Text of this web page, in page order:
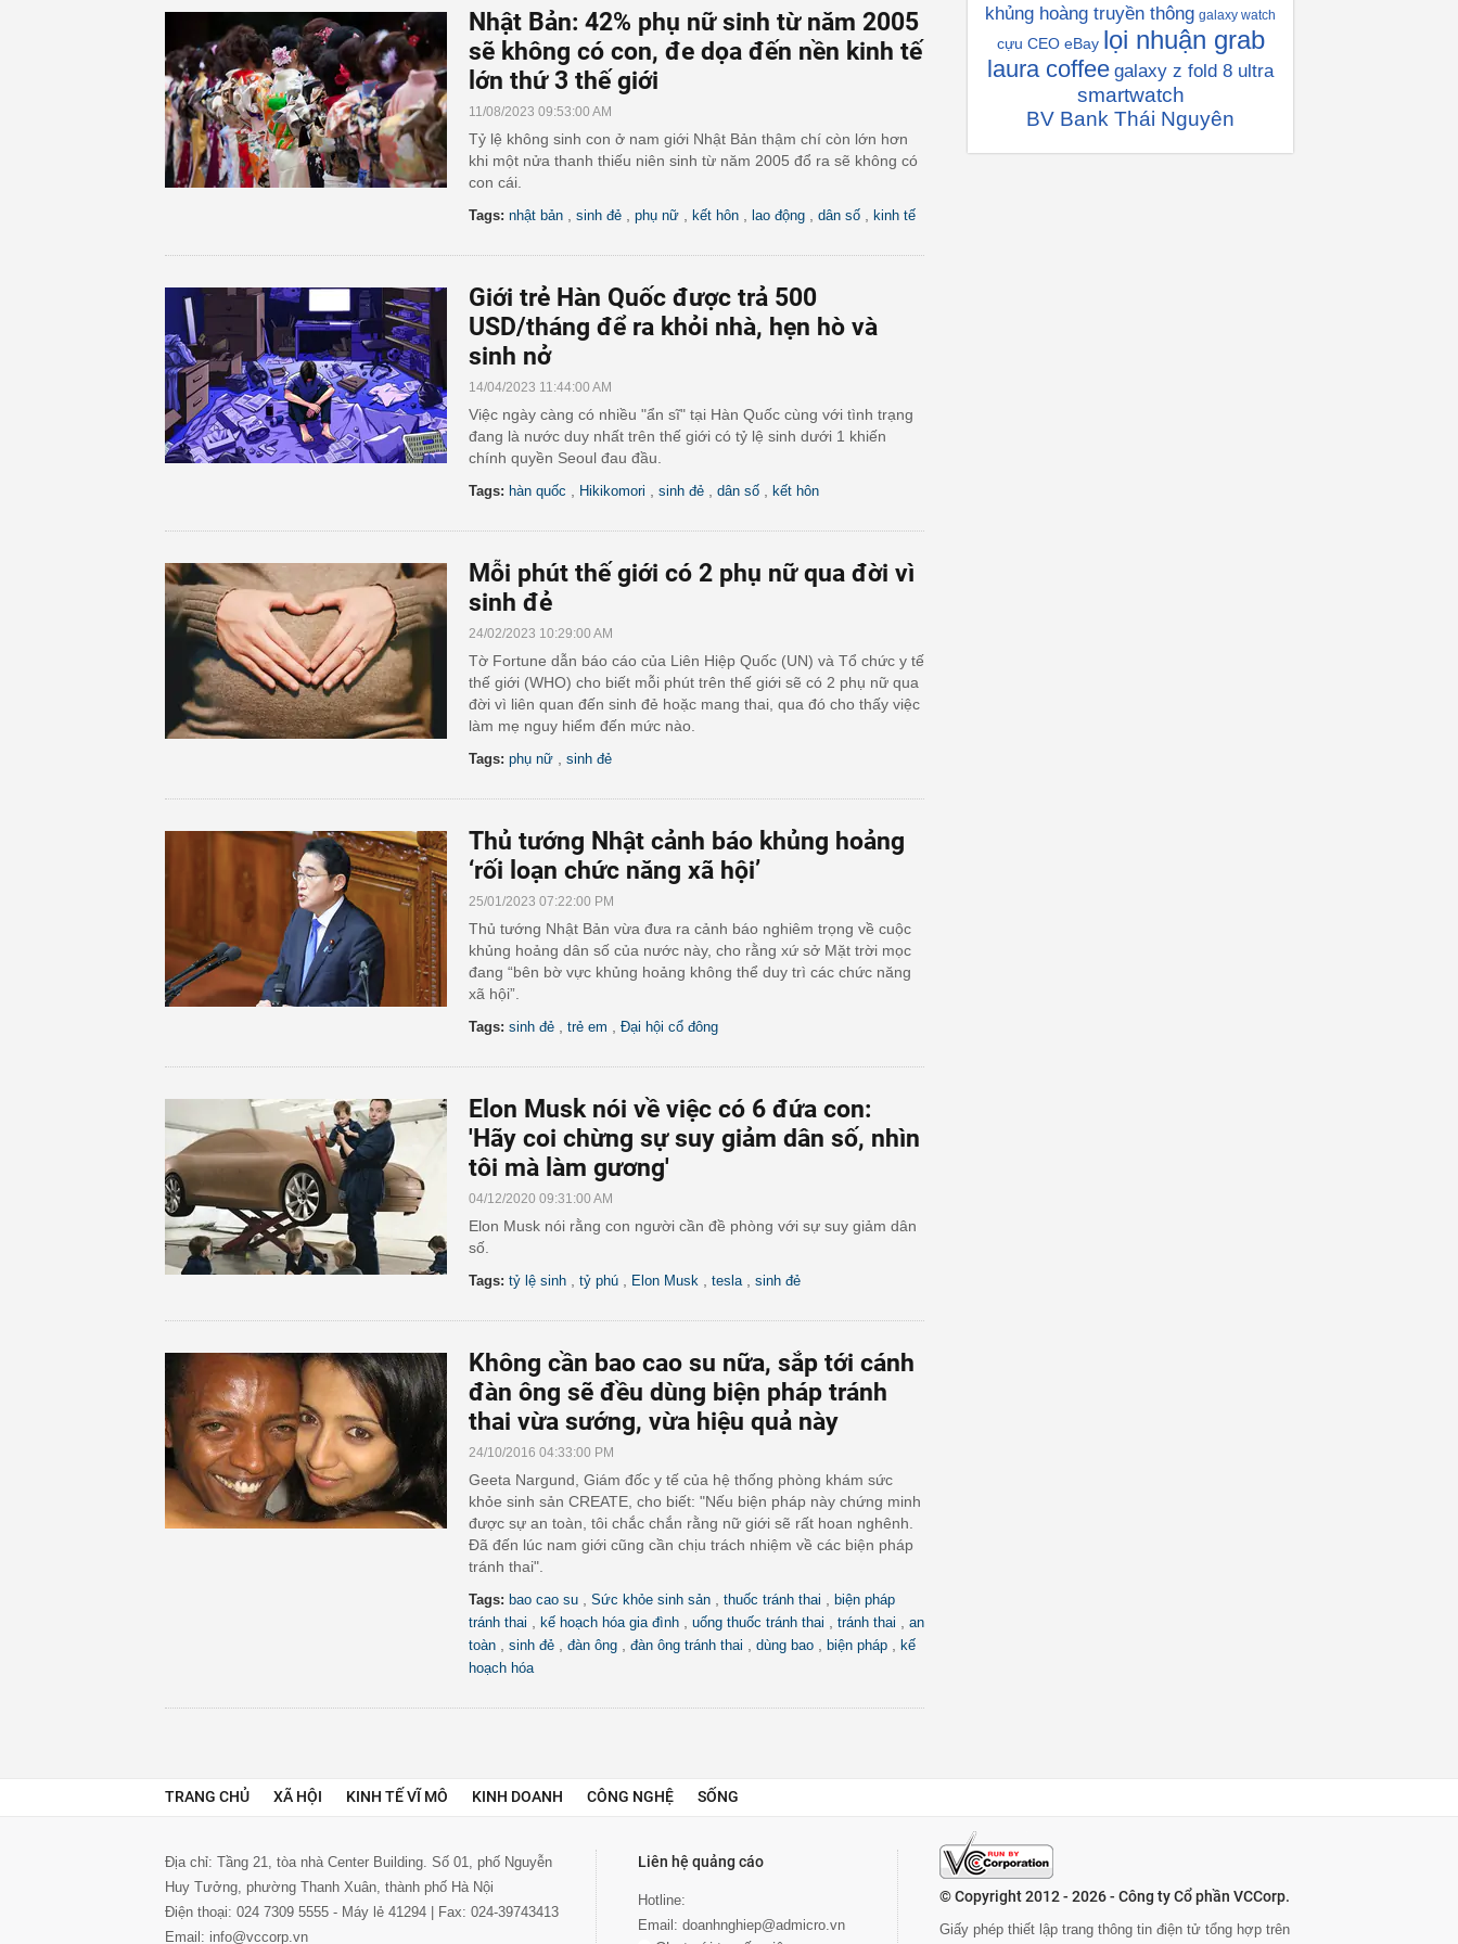
Nhật Bản: 42% phụ nữ sinh từ năm 2005
sẽ không có con, đe dọa đến nền kinh tế
lớn thứ 3 thế giới
11/08/2023 09:53:00 AM
Tỷ lệ không sinh con ở nam giới Nhật Bản thậm chí còn lớn hơn
khi một nửa thanh thiếu niên sinh từ năm 2005 đổ ra sẽ không có
con cái.
Tags: nhật bản sinh đẻ phụ nữ kết hôn lao động dân số kinh tế
Giới trẻ Hàn Quốc được trả 500
USD/tháng để ra khỏi nhà, hẹn hò và
sinh nở
14/04/2023 11:44:00 AM
Việc ngày càng có nhiều "ẩn sĩ" tại Hàn Quốc cùng với tình trạng
đang là nước duy nhất trên thế giới có tỷ lệ sinh dưới 1 khiến
chính quyền Seoul đau đầu.
Tags: hàn quốc Hikikomori sinh đẻ dân số kết hôn
Mỗi phút thế giới có 2 phụ nữ qua đời vì
sinh đẻ
24/02/2023 10:29:00 AM
Tờ Fortune dẫn báo cáo của Liên Hiệp Quốc (UN) và Tổ chức y tế
thế giới (WHO) cho biết mỗi phút trên thế giới sẽ có 2 phụ nữ qua
đời vì liên quan đến sinh đẻ hoặc mang thai, qua đó cho thấy việc
làm mẹ nguy hiểm đến mức nào.
Tags: phụ nữ sinh đẻ
Thủ tướng Nhật cảnh báo khủng hoảng
‘rối loạn chức năng xã hội’
25/01/2023 07:22:00 PM
Thủ tướng Nhật Bản vừa đưa ra cảnh báo nghiêm trọng về cuộc
khủng hoảng dân số của nước này, cho rằng xứ sở Mặt trời mọc
đang “bên bờ vực khủng hoảng không thể duy trì các chức năng
xã hội”.
Tags: sinh đẻ trẻ em Đại hội cổ đông
Elon Musk nói về việc có 6 đứa con:
'Hãy coi chừng sự suy giảm dân số, nhìn
tôi mà làm gương'
04/12/2020 09:31:00 AM
Elon Musk nói rằng con người cần đề phòng với sự suy giảm dân
số.
Tags: tỷ lệ sinh tỷ phú Elon Musk tesla sinh đẻ
Không cần bao cao su nữa, sắp tới cánh
đàn ông sẽ đều dùng biện pháp tránh
thai vừa sướng, vừa hiệu quả này
24/10/2016 04:33:00 PM
Geeta Nargund, Giám đốc y tế của hệ thống phòng khám sức
khỏe sinh sản CREATE, cho biết: "Nếu biện pháp này chứng minh
được sự an toàn, tôi chắc chắn rằng nữ giới sẽ rất hoan nghênh.
Đã đến lúc nam giới cũng cần chịu trách nhiệm về các biện pháp
tránh thai".
Tags: bao cao su Sức khỏe sinh sản thuốc tránh thai
biện pháp
tránh thai
kế hoạch hóa gia đình uống thuốc tránh thai tránh thai
an
toàn
sinh đẻ đàn ông đàn ông tránh thai dùng bao biện pháp
kế
hoạch hóa
khủng hoàng truyền thông galaxy watch
cựu CEO eBay lọi nhuận grab
laura coffee galaxy z fold 8 ultra
smartwatch
BV Bank Thái Nguyên
TRANG CHỦ XÃ HỘI KINH TẾ VĨ MÔ KINH DOANH CÔNG NGHỆ SỐNG
Địa chỉ: Tầng 21, tòa nhà Center Building. Số 01, phố Nguyễn
Huy Tưởng, phường Thanh Xuân, thành phố Hà Nội
Điện thoại: 024 7309 5555 - Máy lẻ 41294 | Fax: 024-39743413
Email: info@vccorp.vn
Liên hệ quảng cáo
Hotline:
Email: doanhnghiep@admicro.vn
© Copyright 2012 - 2026 - Công ty Cổ phần VCCorp.
Giấy phép thiết lập trang thông tin điện tử tổng hợp trên